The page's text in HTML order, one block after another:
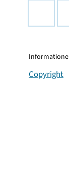
Copyright